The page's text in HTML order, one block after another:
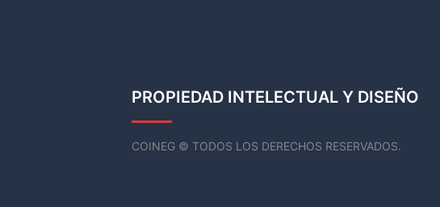
PROPIEDAD INTELECTUAL Y DISEÑO
COINEG © TODOS LOS DERECHOS RESERVADOS.